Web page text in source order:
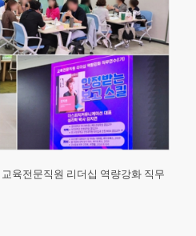
육전문직원 리더십 역량강화 직무